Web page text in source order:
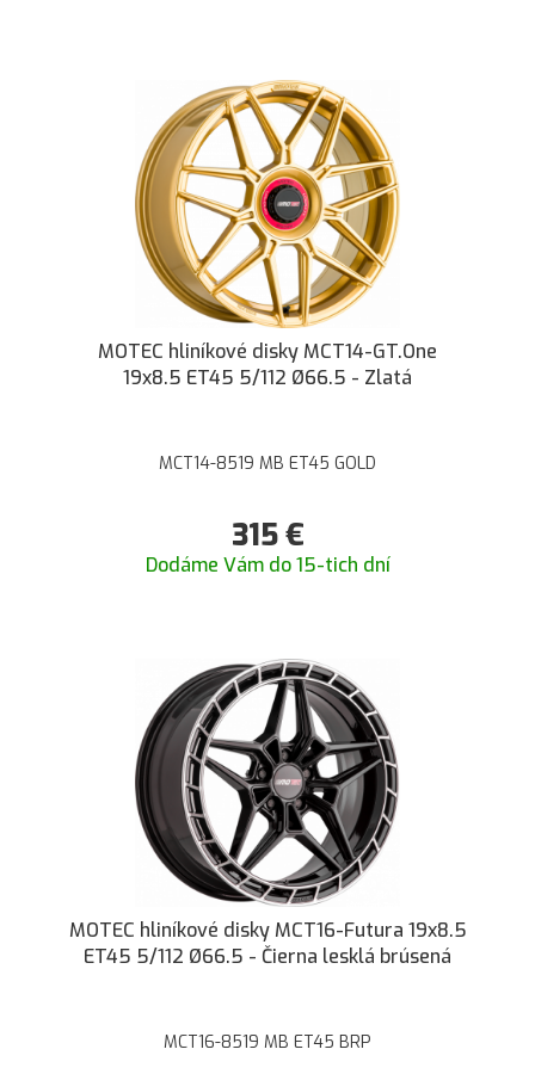
MOTEC hliníkové disky MCT14-GT.One
19x8.5 ET45 5/112 Ø66.5 - Zlatá
MCT14-8519 MB ET45 GOLD
315€
Dodáme Vám do 15-tich dní
MOTEC hliníkové disky MCT16-Futura 19x8.5
ET45 5/112 Ø66.5 - Čierna lesklá brúsená
MCT16-8519 MB ET45 BRP